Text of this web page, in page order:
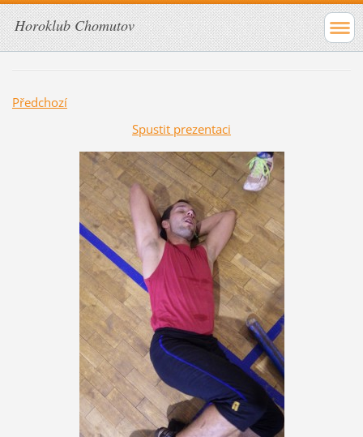
Horoklub Chomutov
Předchozí
Spustit prezentaci